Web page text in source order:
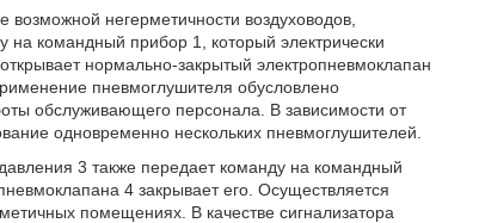
негерметичности воздуховодов,
на командный прибор 1, который электрически
нормально-закрытый электропневмоклапан
пневмоглушителя обусловлено
обслуживающего персонала. В зависимости от
одновременно нескольких пневмоглушителей.
3 также передает команду на командный
4 закрывает его. Осуществляется
помещениях. В качестве сигнализатора